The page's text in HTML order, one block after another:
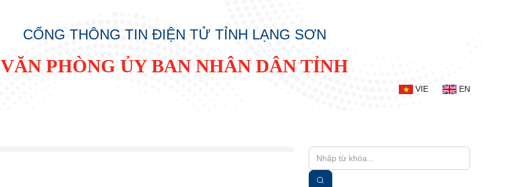
CỔNG THÔNG TIN ĐIỆN TỬ TỈNH LẠNG SƠN
VĂN PHÒNG ỦY BAN NHÂN DÂN TỈNH
VIE EN